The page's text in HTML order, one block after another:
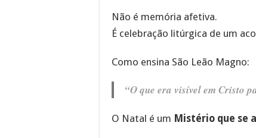
Não é memória afetiva.
É celebração litúrgica de um
Como ensina São Leão Magno:
“O que era visível em Cristo
O Natal é um Mistério que se